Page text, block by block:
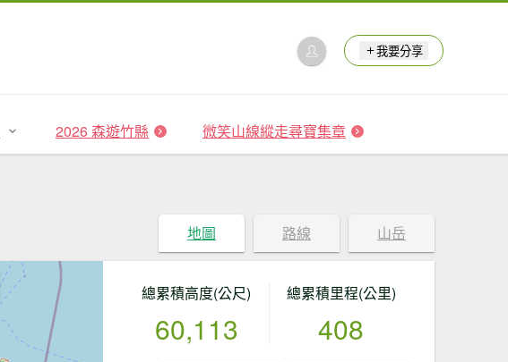
我要分享
2026 森遊竹縣 微笑山線縱走尋寶集章
地圖 路線 山岳
總累積高度(公尺)
60,113
總累積里程(公里)
408